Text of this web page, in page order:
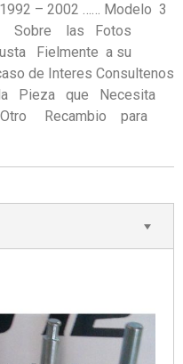
– 2002 …… Modelo 3
Sobre las Fotos
Fielmente a su
de Interes Consultenos
Pieza que Necesita
Recambio para